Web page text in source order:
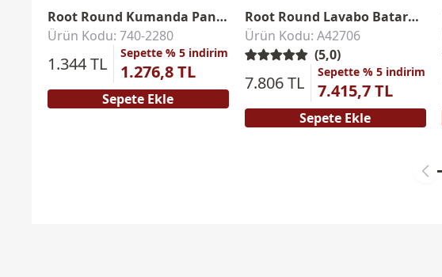
Root Round Kumanda Paneli
Ürün Kodu: 740-2280
1.344 TL
Sepette % 5 indirim
1.276,8 TL
Sepete Ekle
Root Round Lavabo Bataryası
Ürün Kodu: A42706
(5,0)
7.806 TL
Sepette % 5 indirim
7.415,7 TL
Sepete Ekle